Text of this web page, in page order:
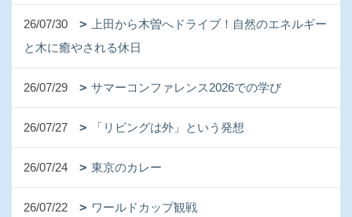
26/07/30
上田から木曽へドライブ！自然のエネルギー
と木に癒やされる休日
26/07/29 サマーコンファレンス2026での学び
26/07/27 「リビングは外」という発想
26/07/24 東京のカレー
26/07/22 ワールドカップ観戦